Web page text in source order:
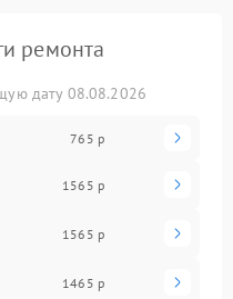
ремонта
дату 08.08.2026
765 р
1565 р
1565 р
1465 р